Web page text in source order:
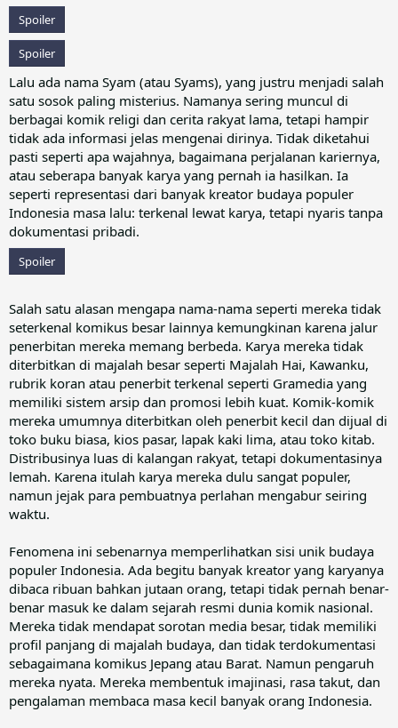
Spoiler
Spoiler
Lalu ada nama Syam (atau Syams), yang justru menjadi salah
satu sosok paling misterius. Namanya sering muncul di
berbagai komik religi dan cerita rakyat lama, tetapi hampir
tidak ada informasi jelas mengenai dirinya. Tidak diketahui
pasti seperti apa wajahnya, bagaimana perjalanan kariernya,
atau seberapa banyak karya yang pernah ia hasilkan. Ia
seperti representasi dari banyak kreator budaya populer
Indonesia masa lalu: terkenal lewat karya, tetapi nyaris tanpa
dokumentasi pribadi.
Spoiler
Salah satu alasan mengapa nama-nama seperti mereka tidak
seterkenal komikus besar lainnya kemungkinan karena jalur
penerbitan mereka memang berbeda. Karya mereka tidak
diterbitkan di majalah besar seperti Majalah Hai, Kawanku,
rubrik koran atau penerbit terkenal seperti Gramedia yang
memiliki sistem arsip dan promosi lebih kuat. Komik-komik
mereka umumnya diterbitkan oleh penerbit kecil dan dijual di
toko buku biasa, kios pasar, lapak kaki lima, atau toko kitab.
Distribusinya luas di kalangan rakyat, tetapi dokumentasinya
lemah. Karena itulah karya mereka dulu sangat populer,
namun jejak para pembuatnya perlahan mengabur seiring
waktu.
Fenomena ini sebenarnya memperlihatkan sisi unik budaya
populer Indonesia. Ada begitu banyak kreator yang karyanya
dibaca ribuan bahkan jutaan orang, tetapi tidak pernah benar-
benar masuk ke dalam sejarah resmi dunia komik nasional.
Mereka tidak mendapat sorotan media besar, tidak memiliki
profil panjang di majalah budaya, dan tidak terdokumentasi
sebagaimana komikus Jepang atau Barat. Namun pengaruh
mereka nyata. Mereka membentuk imajinasi, rasa takut, dan
pengalaman membaca masa kecil banyak orang Indonesia.